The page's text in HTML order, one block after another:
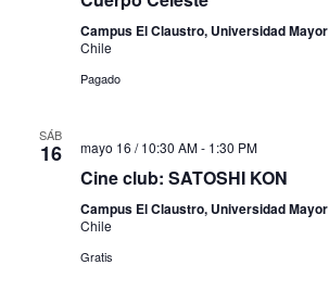
Campus El Claustro, Universidad Mayor
Chile
Pagado
SÁB
16 mayo 16 / 10:30 AM- 1:30 PM
Cine club: SATOSHI KON
Campus El Claustro, Universidad Mayor
Chile
Gratis